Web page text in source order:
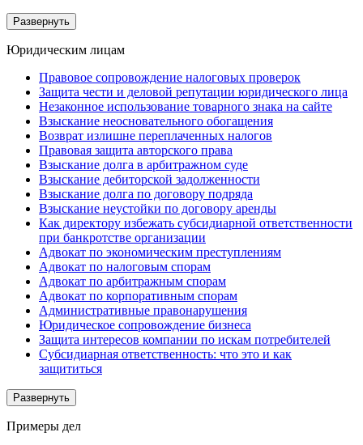
Развернуть
Юридическим лицам
Правовое сопровождение налоговых проверок
Защита чести и деловой репутации юридического лица
Незаконное использование товарного знака на сайте
Взыскание неосновательного обогащения
Возврат излишне переплаченных налогов
Правовая защита авторского права
Взыскание долга в арбитражном суде
Взыскание дебиторской задолженности
Взыскание долга по договору подряда
Взыскание неустойки по договору аренды
Как директору избежать субсидиарной ответственности
при банкротстве организации
Адвокат по экономическим преступлениям
Адвокат по налоговым спорам
Адвокат по арбитражным спорам
Адвокат по корпоративным спорам
Административные правонарушения
Юридическое сопровождение бизнеса
Защита интересов компании по искам потребителей
Субсидиарная ответственность: что это и как
защититься
Развернуть
Примеры дел